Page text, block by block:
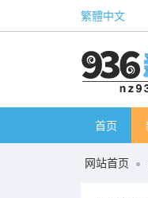
繁體中文
首页
网站首页